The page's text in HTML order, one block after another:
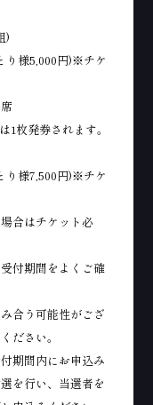
)
り様5,000円)※チケ
枚発券されます。
り様7,500円)※チケ
合はチケット必
付期間をよくご確
合う可能性がござ
ださい。
期間内にお申込み
を行い、当選者を